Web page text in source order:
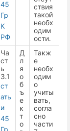
ствия
такой
необх
одим
ости.
45
Гр
К
РФ
Ча
ст
ь
3.1
ст
ать
и
45
Д
л
я
о
б
ъ
е
к
т
о
Такж
е
необх
одим
о
учиты
вать,
согла
сно
части